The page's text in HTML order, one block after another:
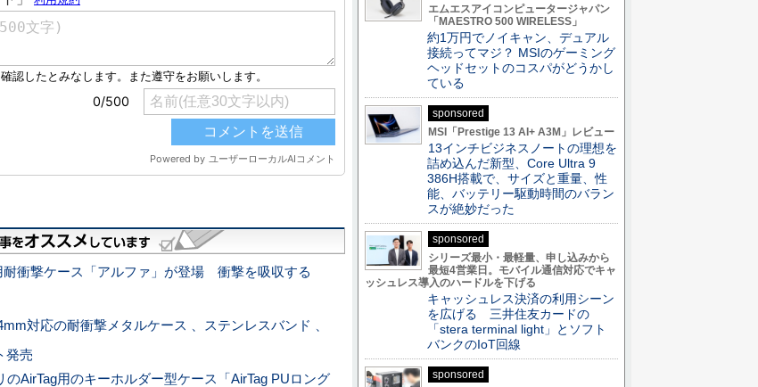
耐衝撃ケース「アルファ」が登場 衝撃を吸収する
対応の耐衝撃メタルケース 、ステンレスバンド 、
発売
のAirTag用のキーホルダー型ケース「AirTag PUロング
エムエスアイコンピュータージャパン
「MAESTRO 500 WIRELESS」
約1万円でノイキャン、デュアル
接続ってマジ？ MSIのゲーミング
ヘッドセットのコスパがどうかし
ている
sponsored
MSI「Prestige 13 AI+ A3M」レビュー
13インチビジネスノートの理想を
詰め込んだ新型、Core Ultra 9
386H搭載で、サイズと重量、性
能、バッテリー駆動時間のバラン
スが絶妙だった
sponsored
シリーズ最小・最軽量、申し込みから
最短4営業日。モバイル通信対応でキャ
ッシュレス導入のハードルを下げる
キャッシュレス決済の利用シーン
を広げる 三井住友カードの
「stera terminal light」とソフト
バンクのIoT回線
sponsored